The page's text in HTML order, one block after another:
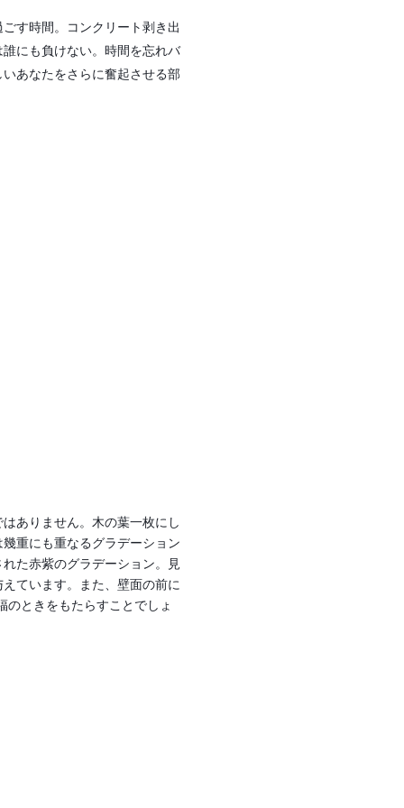
す時間。コンクリート剥き出
にも負けない。時間を忘れバ
あなたをさらに奮起させる部
ありません。木の葉一枚にし
重にも重なるグラデーション
た赤紫のグラデーション。見
ています。また、壁面の前に
のときをもたらすことでしょ